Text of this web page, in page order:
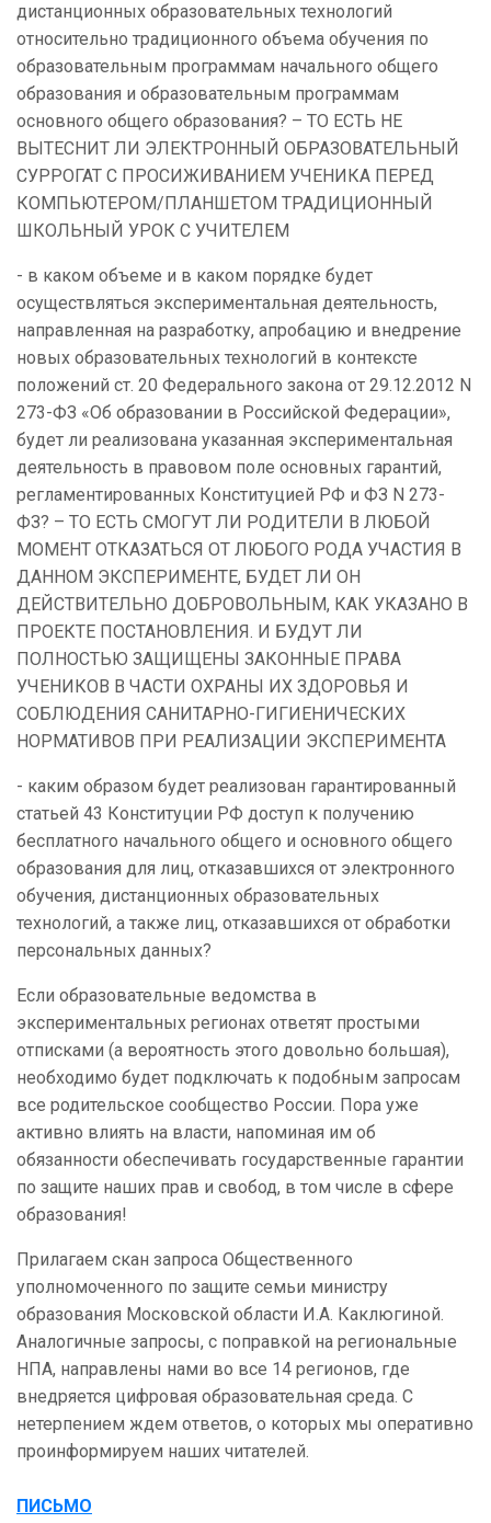
дистанционных образовательных технологий
относительно традиционного объема обучения по
образовательным программам начального общего
образования и образовательным программам
основного общего образования? – ТО ЕСТЬ НЕ
ВЫТЕСНИТ ЛИ ЭЛЕКТРОННЫЙ ОБРАЗОВАТЕЛЬНЫЙ
СУРРОГАТ С ПРОСИЖИВАНИЕМ УЧЕНИКА ПЕРЕД
КОМПЬЮТЕРОМ/ПЛАНШЕТОМ ТРАДИЦИОННЫЙ
ШКОЛЬНЫЙ УРОК С УЧИТЕЛЕМ
- в каком объеме и в каком порядке будет
осуществляться экспериментальная деятельность,
направленная на разработку, апробацию и внедрение
новых образовательных технологий в контексте
положений ст. 20 Федерального закона от 29.12.2012 N
273-ФЗ «Об образовании в Российской Федерации»,
будет ли реализована указанная экспериментальная
деятельность в правовом поле основных гарантий,
регламентированных Конституцией РФ и ФЗ N 273-
ФЗ? – ТО ЕСТЬ СМОГУТ ЛИ РОДИТЕЛИ В ЛЮБОЙ
МОМЕНТ ОТКАЗАТЬСЯ ОТ ЛЮБОГО РОДА УЧАСТИЯ В
ДАННОМ ЭКСПЕРИМЕНТЕ, БУДЕТ ЛИ ОН
ДЕЙСТВИТЕЛЬНО ДОБРОВОЛЬНЫМ, КАК УКАЗАНО В
ПРОЕКТЕ ПОСТАНОВЛЕНИЯ. И БУДУТ ЛИ
ПОЛНОСТЬЮ ЗАЩИЩЕНЫ ЗАКОННЫЕ ПРАВА
УЧЕНИКОВ В ЧАСТИ ОХРАНЫ ИХ ЗДОРОВЬЯ И
СОБЛЮДЕНИЯ САНИТАРНО-ГИГИЕНИЧЕСКИХ
НОРМАТИВОВ ПРИ РЕАЛИЗАЦИИ ЭКСПЕРИМЕНТА
- каким образом будет реализован гарантированный
статьей 43 Конституции РФ доступ к получению
бесплатного начального общего и основного общего
образования для лиц, отказавшихся от электронного
обучения, дистанционных образовательных
технологий, а также лиц, отказавшихся от обработки
персональных данных?
Если образовательные ведомства в
экспериментальных регионах ответят простыми
отписками (а вероятность этого довольно большая),
необходимо будет подключать к подобным запросам
все родительское сообщество России. Пора уже
активно влиять на власти, напоминая им об
обязанности обеспечивать государственные гарантии
по защите наших прав и свобод, в том числе в сфере
образования!
Прилагаем скан запроса Общественного
уполномоченного по защите семьи министру
образования Московской области И.А. Каклюгиной.
Аналогичные запросы, с поправкой на региональные
НПА, направлены нами во все 14 регионов, где
внедряется цифровая образовательная среда. С
нетерпением ждем ответов, о которых мы оперативно
проинформируем наших читателей.
ПИСЬМО